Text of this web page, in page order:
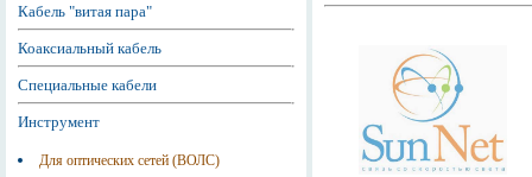
Кабель "витая пара"
Коаксиальный кабель
Специальные кабели
Инструмент
Для оптических сетей (ВОЛС)